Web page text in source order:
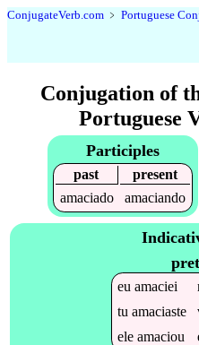
ConjugateVerb.com ﹥ Portuguese
Conjugation of
Portuguese
Participles
past
present
amaciado
amaciando
euamaciei
tuamaciaste
eleamaciou